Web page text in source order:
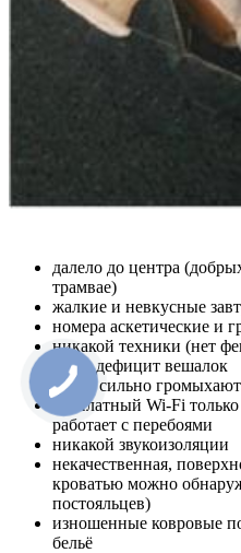
далело до центра
трамвае)
жалкие и невкусные
номера аскетические и
никакой техники (нет
плюс дефицит вешалок
очень сильно
бесплатный Wi-Fi
работает с перебоями
никакой звукоизоляции
некачественная,
кроватью можно
постояльцев)
изношенные ковровые
бельё